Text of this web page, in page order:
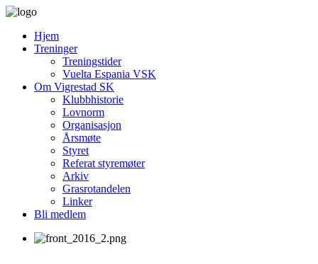
Hjem
Treninger
Treningstider
Vuelta Espania VSK
Om Vigrestad SK
Klubbhistorie
Lovnorm
Organisasjon
Årsmøte
Styret
Referat styremøter
Arkiv
Grasrotandelen
Linker
Bli medlem